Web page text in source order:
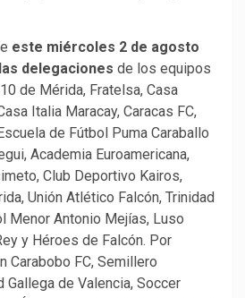
este miércoles 2 de agosto
delegaciones de los equipos
de Mérida, Fratelsa, Casa
Italia Maracay, Caracas FC,
de Fútbol Puma Caraballo
Academia Euroamericana,
Club Deportivo Kairos,
Unión Atlético Falcón, Trinidad
Menor Antonio Mejías, Luso
y Héroes de Falcón. Por
Carabobo FC, Semillero
Gallega de Valencia, Soccer